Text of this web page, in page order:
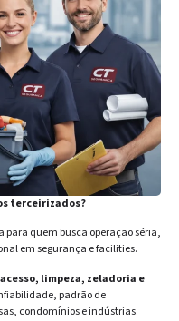
terceirizados?
quem busca operação séria,
em segurança e facilities.
limpeza, zeladoria e
padrão de
condomínios e indústrias.